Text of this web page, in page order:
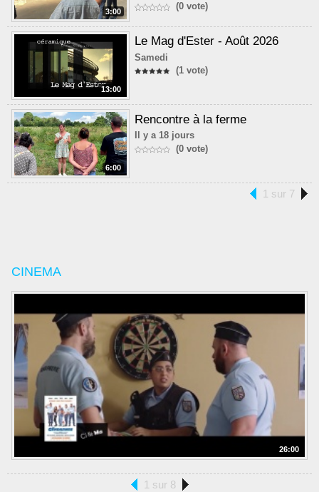
3:00
(0 vote)
13:00
Le Mag d'Ester - Août 2026
Samedi
(1 vote)
6:00
Rencontre à la ferme
Il y a 18 jours
(0 vote)
1 sur 7
CINEMA
26:00
1 sur 8